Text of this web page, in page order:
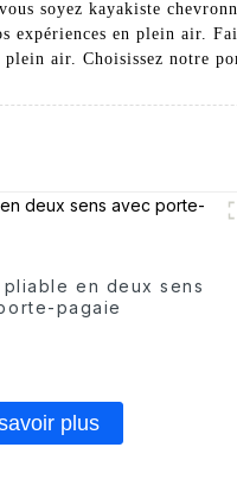
soyez kayakiste
expériences en plein air.
air. Choisissez notre
en deux sens
pagaie
plus